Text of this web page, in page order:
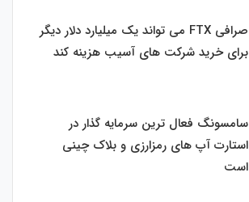
صرافی FTX می تواند یک میلیارد دلار دیگر
برای خرید شرکت های آسیب هزینه کند
سامسونگ فعال‌ ترین سرمایه‌ گذار در
استارت‌ آپ‌ های رمزارزی و بلاک چینی
است